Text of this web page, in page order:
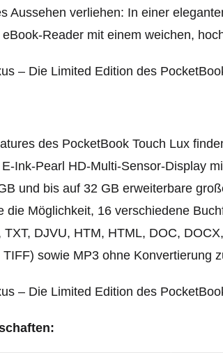
Aussehen verliehen: In einer
Reader mit einem weichen,
des PocketBook Touch Lux
Ink-Pearl HD-Multi-Sensor-Display
und bis auf 32 GB erweiterbare
die Möglichkeit, 16 verschiedene
TXT, DJVU, HTM, HTML, DOC,
TIFF) sowie MP3 ohne Konvertierung